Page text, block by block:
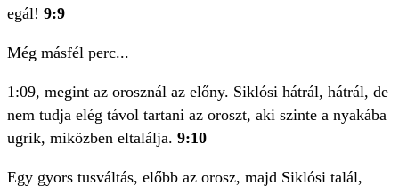
egál! 9:9
Még másfél perc...
1:09, megint az orosznál az előny. Siklósi hátrál, hátrál, de
nem tudja elég távol tartani az oroszt, aki szinte a nyakába
ugrik, miközben eltalálja. 9:10
Egy gyors tusváltás, előbb az orosz, majd Siklósi talál,